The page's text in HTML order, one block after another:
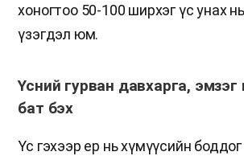
хоногтоо 50-100 ширхэг үс унах
үзэгдэл юм.
Үсний гурван давхарга, эмзэг
бат бэх
Үс гэхээр ер нь хүмүүсийн